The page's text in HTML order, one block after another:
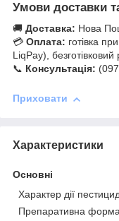
Умови доставки
🚚 Доставка: Нова
💳 Оплата: готівка
LiqPay), безготівковий
📞 Консультація:
Приховати
Характеристики
Основні
Характер дії
Препаративна форма